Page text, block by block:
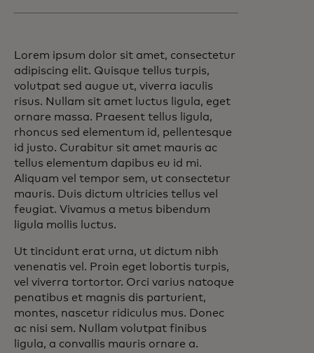
Lorem ipsum dolor sit amet, consectetur
adipiscing elit. Quisque tellus turpis,
volutpat sed augue ut, viverra iaculis
risus. Nullam sit amet luctus ligula, eget
ornare massa. Praesent tellus ligula,
rhoncus sed elementum id, pellentesque
id justo. Curabitur sit amet mauris ac
tellus elementum dapibus eu id mi.
Aliquam vel tempor sem, ut consectetur
mauris. Duis dictum ultricies tellus vel
feugiat. Vivamus a metus bibendum
ligula mollis luctus.
Ut tincidunt erat urna, ut dictum nibh
venenatis vel. Proin eget lobortis turpis,
vel viverra tortortor. Orci varius natoque
penatibus et magnis dis parturient,
montes, nascetur ridiculus mus. Donec
ac nisi sem. Nullam volutpat finibus
ligula, a convallis mauris ornare a.